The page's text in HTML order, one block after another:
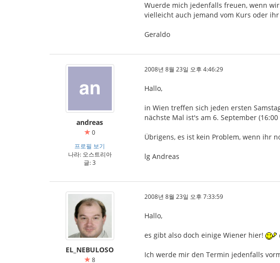
Wuerde mich jedenfalls freuen, wenn
vielleicht auch jemand vom Kurs oder
Geraldo
andreas
0
프로필 보기
나라: 오스트리아
글: 3
2008년 8월 23일 오후 4:46:29
Hallo,
in Wien treffen sich jeden ersten
nächste Mal ist's am 6. September
Übrigens, es ist kein Problem, wenn ihr
lg Andreas
EL_NEBULOSO
8
2008년 8월 23일 오후 7:33:59
Hallo,
es gibt also doch einige Wiener hier!
Ich werde mir den Termin jedenfalls